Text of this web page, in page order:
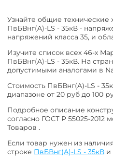
Узнайте общие технические
ПвБВнг(A)-LS - 35кВ -
напряжений класса 35, и
Изучите список всех 46-х
ПвБВнг(A)-LS - 35кВ. На
допустимыми аналогами в
Стоимость ПвБВнг(A)-LS -
диапазоне от 20 руб до 100
Подробное описание
согласно ГОСТ Р 55025-2012
Товаров .
Если товар нужен из
строке ПвБВнг(A)-LS - 35кВ и